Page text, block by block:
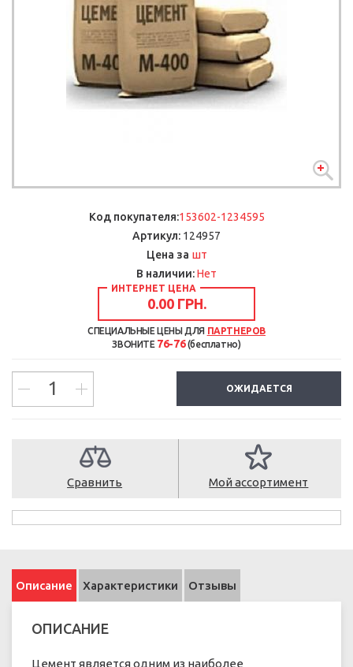
Код покупателя:153602-1234595
Артикул: 124957
Цена за шт
В наличии:Нет
ИНТЕРНЕТ ЦЕНА
0.00 ГРН.
СПЕЦИАЛЬНЫЕ ЦЕНЫ ДЛЯ ПАРТНЕРОВ
ЗВОНИТЕ 76-76(бесплатно)
ОЖИДАЕТСЯ
Сравнить Мой ассортимент
Описание Характеристики Отзывы
ОПИСАНИЕ
Цемент является одним из наиболее